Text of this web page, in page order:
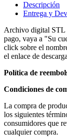
Descripción
Entrega y
Archivo digital STL
pago, vaya a "Su
click sobre el
el enlace de
Política de
Condiciones de
La compra de
los siguientes
consumidores que
cualquier compra.